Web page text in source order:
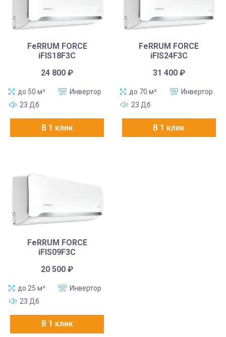
FeRRUM FORCE
iFIS18F3С
24 800₽
до 50 м²
Инвертор
23 Дб
В 1 клик
FeRRUM FORCE
iFIS24F3С
31 400 ₽
до 70 м²
Инвертор
23 Дб
В 1 клик
FeRRUM FORCE
iFIS09F3С
20 500₽
до 25 м²
Инвертор
23 Дб
В 1 клик